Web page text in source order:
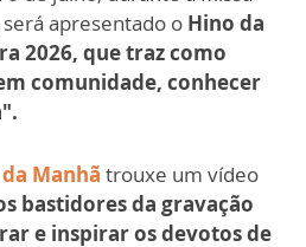
apresentado o Hino da
2026, que traz como
comunidade, conhecer
Manhã trouxe um vídeo
bastidores da gravação
e inspirar os devotos de